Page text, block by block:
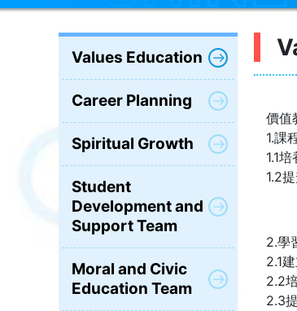
Values Education
Career Planning
Spiritual Growth
Student
Development and
Support Team
Moral and Civic
Education Team
價值
1.課
1.1
1.2
2.學
2.1
2.2
2.3